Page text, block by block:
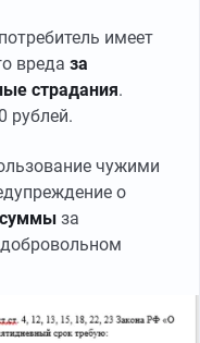
имеет
вреда за
страдания.
рублей.
чужими
о
суммы за